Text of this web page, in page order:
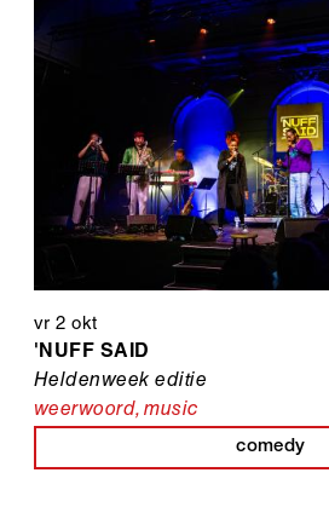
vr 2 okt
'NUFF SAID
Heldenweek editie
weerwoord,music
comedy